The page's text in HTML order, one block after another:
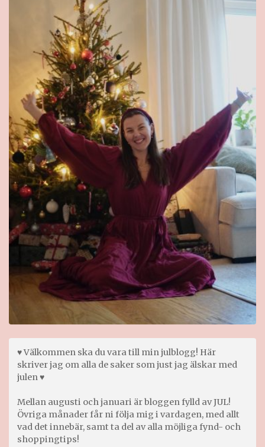
♥ Välkommen ska du vara till min julblogg! Här
skriver jag om alla de saker som just jag älskar med
julen ♥
Mellan augusti och januari är bloggen fylld av JUL!
Övriga månader får ni följa mig i vardagen, med allt
vad det innebär, samt ta del av alla möjliga fynd- och
shoppingtips!